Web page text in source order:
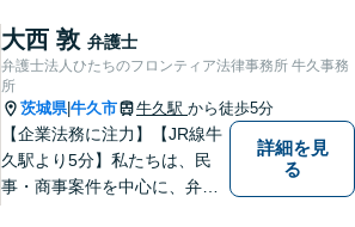
せるために安心の第一歩を踏
み出しましょう。お気軽にお
問い合わせください。
大西 敦 弁護士
弁護士法人ひたちのフロンティア法律事務所 牛久事務
所
茨城県|牛久市 牛久駅 から徒歩5分
【企業法務に注力】【JR線牛
久駅より5分】私たちは、民
事・商事案件を中心に、弁護
詳細を見
る